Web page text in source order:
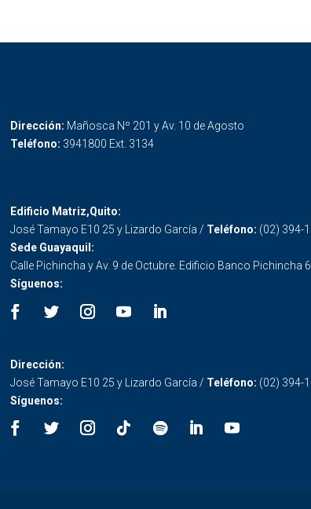
Dirección: Mañosca Nº 201 y Av. 10 de Agosto
Teléfono: 3941800 Ext. 3134
Edificio Matriz,Quito:
José Tamayo E10 25 y Lizardo García / Teléfono: (02) 394-
Sede Guayaquil:
Calle Pichincha y Av. 9 de Octubre. Edificio Banco Pichincha
Síguenos:
Dirección:
José Tamayo E10 25 y Lizardo García / Teléfono: (02) 394-
Síguenos: